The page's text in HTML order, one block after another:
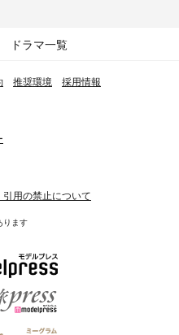
ドラマ一覧
推奨環境 採用情報
用の禁止について
ります